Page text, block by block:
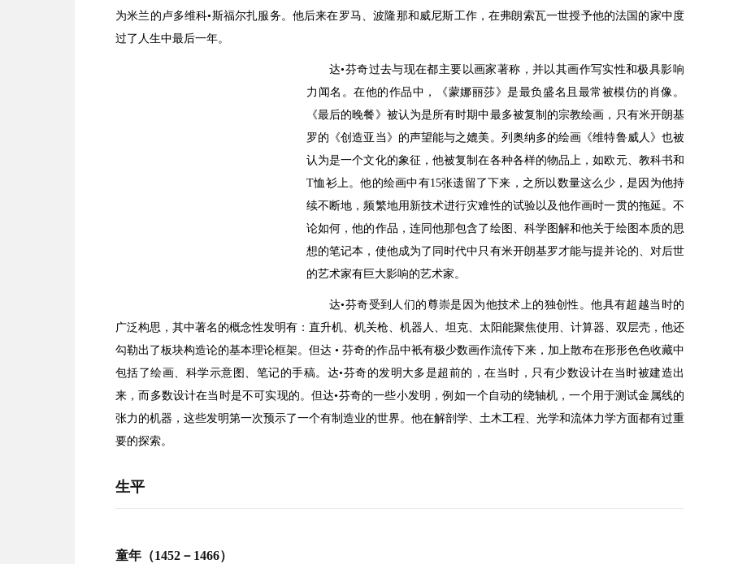
为米兰的卢多维科•斯福尔扎服务。他后来在罗马、波隆那和威尼斯工作，在弗朗索瓦一世授予他的法国的家中度
过了人生中最后一年。
达•芬奇过去与现在都主要以画家著称，并以其画作写实性和极具影响
力闻名。在他的作品中，《蒙娜丽莎》是最负盛名且最常被模仿的肖像。
《最后的晚餐》被认为是所有时期中最多被复制的宗教绘画，只有米开朗基
罗的《创造亚当》的声望能与之媲美。列奥纳多的绘画《维特鲁威人》也被
认为是一个文化的象征，他被复制在各种各样的物品上，如欧元、教科书和
T恤衫上。他的绘画中有15张遗留了下来，之所以数量这么少，是因为他持
续不断地，频繁地用新技术进行灾难性的试验以及他作画时一贯的拖延。不
论如何，他的作品，连同他那包含了绘图、科学图解和他关于绘图本质的思
想的笔记本，使他成为了同时代中只有米开朗基罗才能与提并论的、对后世
的艺术家有巨大影响的艺术家。
达•芬奇受到人们的尊崇是因为他技术上的独创性。他具有超越当时的
广泛构思，其中著名的概念性发明有：直升机、机关枪、机器人、坦克、太阳能聚焦使用、计算器、双层壳，他还
勾勒出了板块构造论的基本理论框架。但达 • 芬奇的作品中衹有极少数画作流传下来，加上散布在形形色色收藏中
包括了绘画、科学示意图、笔记的手稿。达•芬奇的发明大多是超前的，在当时，只有少数设计在当时被建造出
来，而多数设计在当时是不可实现的。但达•芬奇的一些小发明，例如一个自动的绕轴机，一个用于测试金属线的
张力的机器，这些发明第一次预示了一个有制造业的世界。他在解剖学、土木工程、光学和流体力学方面都有过重
要的探索。
生平
童年（1452－1466）